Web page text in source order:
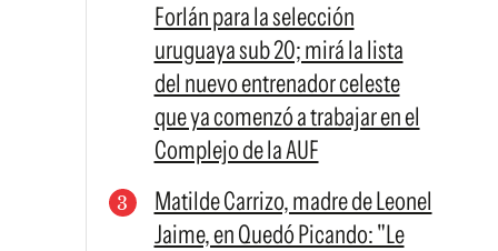
Forlán para la selección
uruguaya sub 20; mirá la lista
del nuevo entrenador celeste
que ya comenzó a trabajar en el
Complejo de la AUF
Matilde Carrizo, madre de Leonel
Jaime, en Quedó Picando: "Le